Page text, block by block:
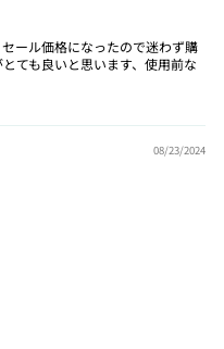
ール価格になったので迷わず購
ても良いと思います、使用前な
08/23/2024